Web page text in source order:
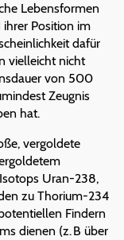
Lebensformen
Position im
dafür
vielleicht nicht
von 500
Zeugnis
hat.
vergoldete
Uran-238,
zu Thorium-234
Findern
dienen (z. B über